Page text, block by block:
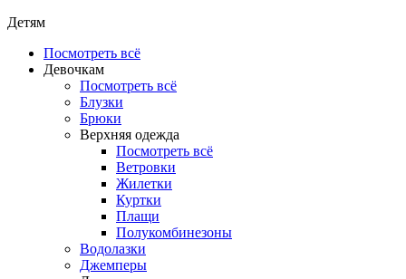
Детям
Посмотреть всё
Девочкам
Посмотреть всё
Блузки
Брюки
Верхняя одежда
Посмотреть всё
Ветровки
Жилетки
Куртки
Плащи
Полукомбинезоны
Водолазки
Джемперы